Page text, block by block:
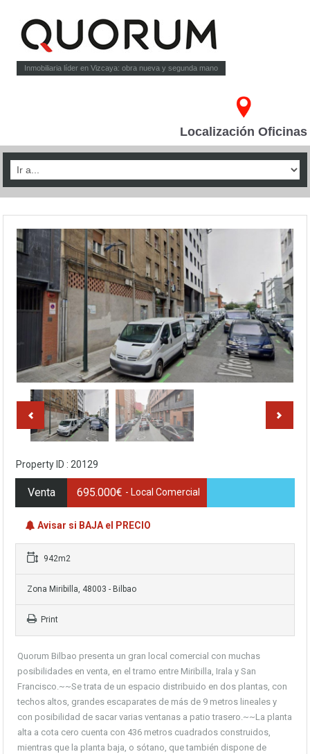
Inmobiliaria líder en Vizcaya: obra nueva y segunda mano
Localización Oficinas
Property ID : 20129
Venta 695.000€ - Local Comercial
Avisar si BAJA el PRECIO
942m2
Zona Miribilla, 48003 - Bilbao
Print
Quorum Bilbao presenta un gran local comercial con muchas
posibilidades en venta, en el tramo entre Miribilla, Irala y San
Francisco.~~Se trata de un espacio distribuido en dos plantas, con
techos altos, grandes escaparates de más de 9 metros lineales y
con posibilidad de sacar varias ventanas a patio trasero.~~La planta
alta a cota cero cuenta con 436 metros cuadrados construidos,
mientras que la planta baja, o sótano, que también dispone de